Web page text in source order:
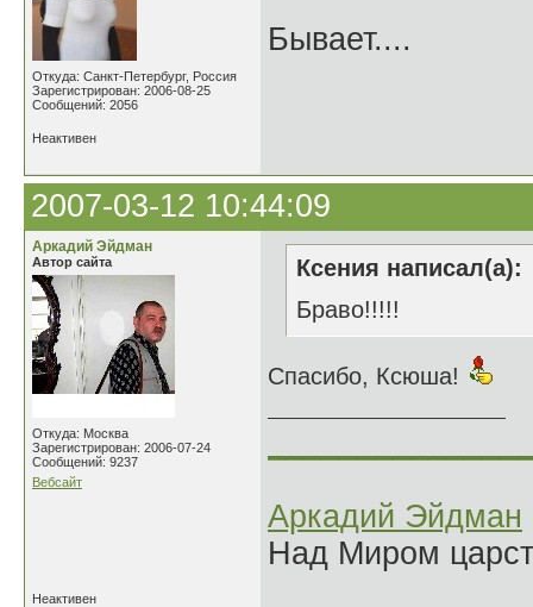
Откуда: Санкт-Петербург, Россия
Зарегистрирован: 2006-08-25
Сообщений: 2056
Бывает....
Неактивен
2007-03-12 10:44:09
Аркадий Эйдман
Автор сайта
Откуда: Москва
Зарегистрирован: 2006-07-24
Сообщений: 9237
Вебсайт
Ксения написал(а):
Браво!!!!!
Спасибо, Ксюша!
Аркадий Эйдман
Над Миром
Неактивен